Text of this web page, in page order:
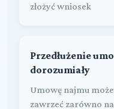
złożyć wniosek
Przedłużenie
dorozumiały
Umowę najmu
zawrzeć zarówno